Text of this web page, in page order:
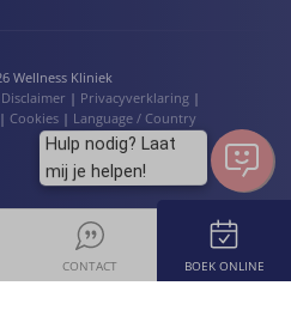
Wellness Kliniek
Disclaimer | Privacyverklaring |
| Cookies| Language / Country
CONTACT BOEK ONLINE
Hulp nodig? Laat
mij je helpen!